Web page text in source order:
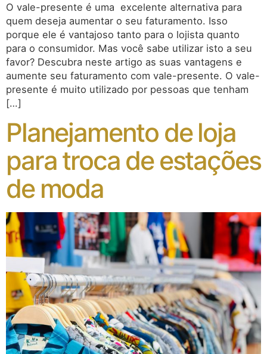
O vale-presente é uma excelente alternativa para
quem deseja aumentar o seu faturamento. Isso
porque ele é vantajoso tanto para o lojista quanto
para o consumidor. Mas você sabe utilizar isto a seu
favor? Descubra neste artigo as suas vantagens e
aumente seu faturamento com vale-presente. O vale-
presente é muito utilizado por pessoas que tenham
[…]
Planejamento de loja
para troca de estações
de moda